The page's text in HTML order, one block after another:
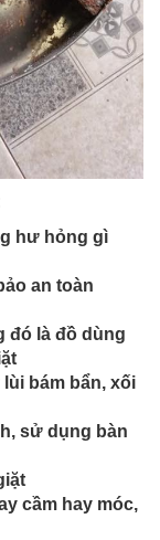
hư hỏng gì
an toàn
đó là đồ dùng
bám bẩn, xối
sử dụng bàn
cầm hay móc,